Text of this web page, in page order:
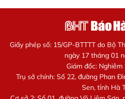
Giấy phép số: 15/GP-BTTTT do Bộ
ngày 17 tháng 01
Giám đốc:
Trụ sở chính: Số 22, đường Phan
Sen, tỉnh Hà